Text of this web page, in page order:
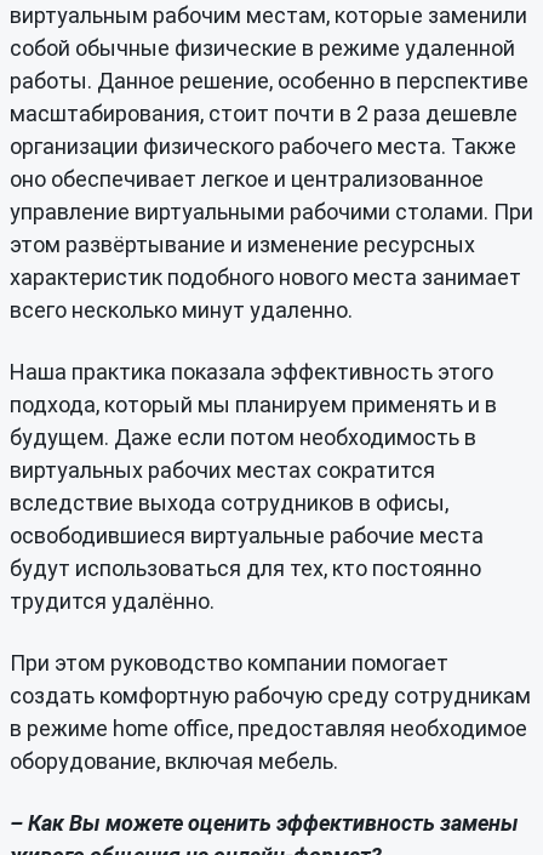
виртуальным рабочим местам, которые заменили
собой обычные физические в режиме удаленной
работы. Данное решение, особенно в перспективе
масштабирования, стоит почти в 2 раза дешевле
организации физического рабочего места. Также
оно обеспечивает легкое и централизованное
управление виртуальными рабочими столами. При
этом развёртывание и изменение ресурсных
характеристик подобного нового места занимает
всего несколько минут удаленно.
Наша практика показала эффективность этого
подхода, который мы планируем применять и в
будущем. Даже если потом необходимость в
виртуальных рабочих местах сократится
вследствие выхода сотрудников в офисы,
освободившиеся виртуальные рабочие места
будут использоваться для тех, кто постоянно
трудится удалённо.
При этом руководство компании помогает
создать комфортную рабочую среду сотрудникам
в режиме home office, предоставляя необходимое
оборудование, включая мебель.
– Как Вы можете оценить эффективность замены